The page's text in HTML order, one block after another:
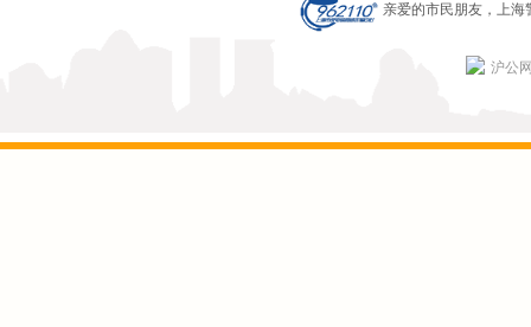
亲爱的市民朋友，上海
沪公